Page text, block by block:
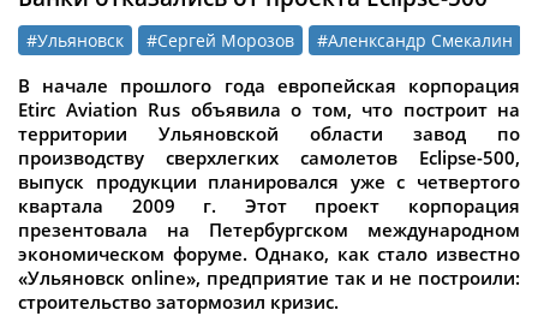
#Ульяновск #Сергей Морозов #Аленксандр Смекалин
В начале прошлого года европейская корпорация
Etirc Aviation Rus объявила о том, что построит на
территории Ульяновской области завод по
производству сверхлегких самолетов Eclipse-500,
выпуск продукции планировался уже с четвертого
квартала 2009 г. Этот проект корпорация
презентовала на Петербургском международном
экономическом форуме. Однако, как стало известно
«Ульяновск online», предприятие так и не построили:
строительство затормозил кризис.